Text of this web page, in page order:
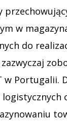
w
do
w Portugalii.